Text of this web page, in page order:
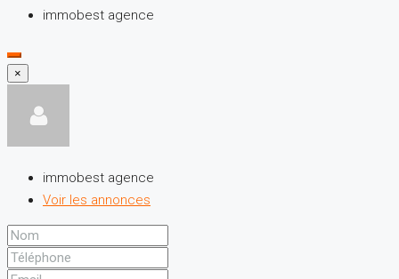
immobest agence
×
immobest agence
Voir les annonces